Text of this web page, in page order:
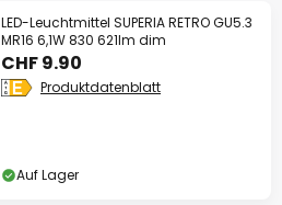
LED-Leuchtmittel SUPERIA RETRO GU5.3
MR16 6,1W 830 621lm dim
CHF 9.90
Produktdatenblatt
Auf Lager